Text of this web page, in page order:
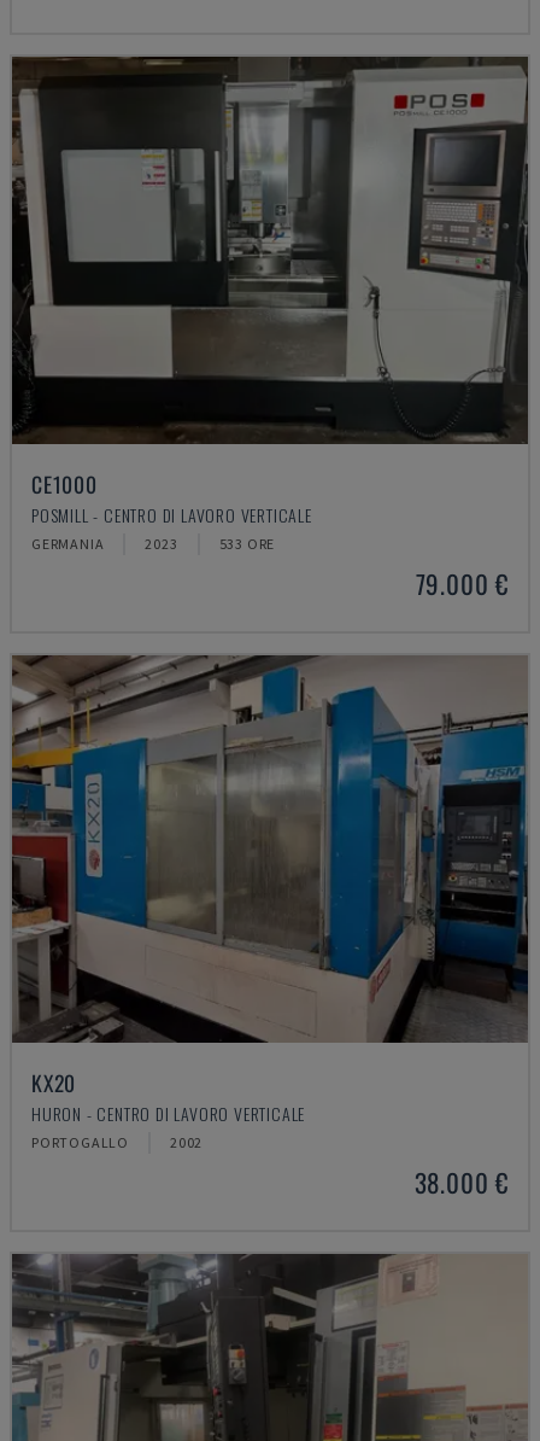
CE1000
POSMILL - CENTRO DI LAVORO VERTICALE
GERMANIA 2023 533 ORE
79.000 €
KX20
HURON - CENTRO DI LAVORO VERTICALE
PORTOGALLO 2002
38.000 €